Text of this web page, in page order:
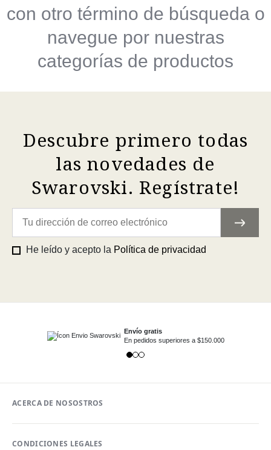
con otro término de búsqueda o
navegue por nuestras
categorías de productos
Descubre primero todas
las novedades de
Swarovski. Regístrate!
He leído y acepto la Política de privacidad
Envío gratis
En pedidos superiores a $150.000
ACERCA DE NOSOSTROS
CONDICIONES LEGALES